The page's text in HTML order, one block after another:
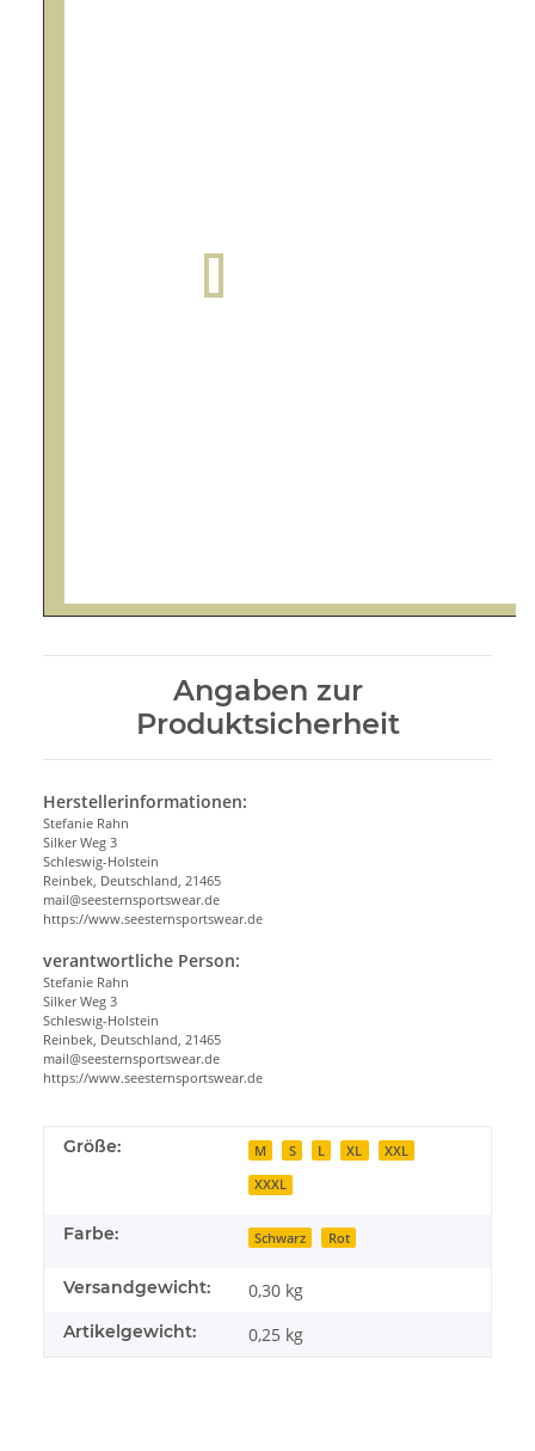
Angaben zur
Produktsicherheit
Herstellerinformationen:
Stefanie Rahn
Silker Weg 3
Schleswig-Holstein
Reinbek, Deutschland, 21465
mail@seesternsportswear.de
https://www.seesternsportswear.de
verantwortliche Person:
Stefanie Rahn
Silker Weg 3
Schleswig-Holstein
Reinbek, Deutschland, 21465
mail@seesternsportswear.de
https://www.seesternsportswear.de
Größe: M S L XL XXL
XXXL
Farbe: Schwarz Rot
Versandgewicht: 0,30 kg
Artikelgewicht: 0,25 kg